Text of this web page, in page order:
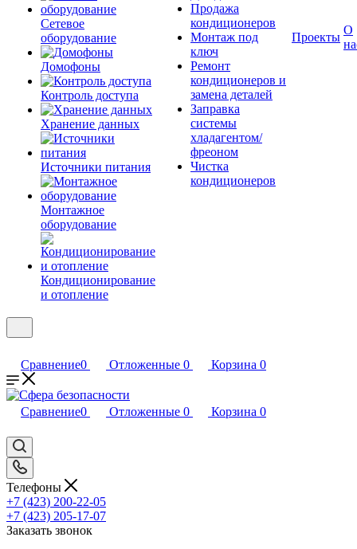
Сетевое
оборудование
Домофоны
Контроль доступа
Хранение данных
Источники питания
Монтажное
оборудование
Кондиционирование
и отопление
Продажа
кондиционеров
Монтаж под
ключ
Ремонт
кондиционеров и
замена деталей
Заправка
системы
хладагентом/
фреоном
Чистка
кондиционеров
Проекты
О
Сравнение0 Отложенные 0 Корзина 0
Сравнение0 Отложенные 0 Корзина 0
Телефоны
+7 (423) 200-22-05
+7 (423) 205-17-07
Заказать звонок